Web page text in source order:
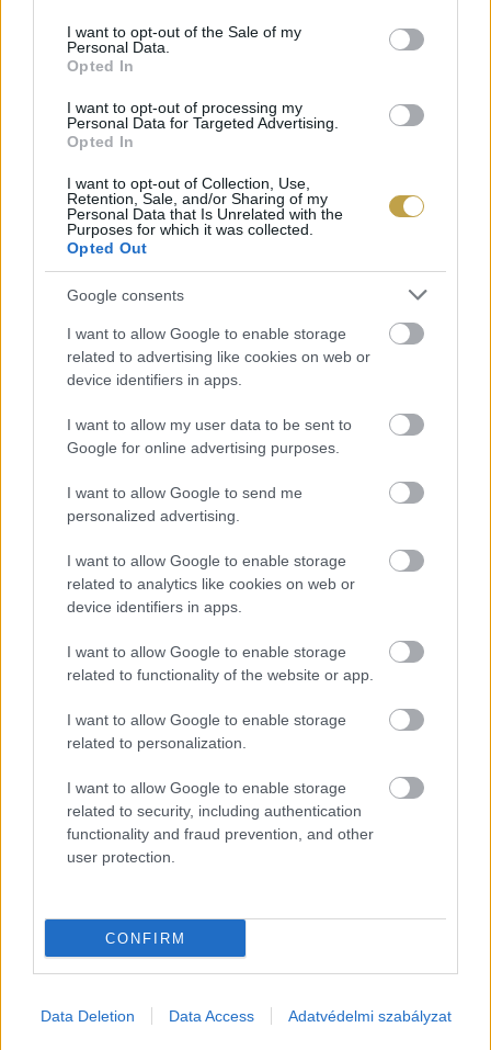
consent section.
I want to opt-out of the Sale of my
Personal Data.
Opted In
I want to opt-out of processing my
Personal Data for Targeted Advertising.
Opted In
I want to opt-out of Collection, Use,
Retention, Sale, and/or Sharing of my
Personal Data that Is Unrelated with the
Purposes for which it was collected.
Opted Out
Google consents
I want to allow Google to enable storage
related to advertising like cookies on web or
device identifiers in apps.
I want to allow my user data to be sent to
Google for online advertising purposes.
I want to allow Google to send me
personalized advertising.
I want to allow Google to enable storage
related to analytics like cookies on web or
device identifiers in apps.
I want to allow Google to enable storage
related to functionality of the website or app.
I want to allow Google to enable storage
related to personalization.
I want to allow Google to enable storage
related to security, including authentication
functionality and fraud prevention, and other
user protection.
CONFIRM
Data Deletion Data Access Adatvédelmi szabályzat
Az Osetra sokoldalúságáról és
hozzáférhetőségéről ismert. Sokféleképpen írják
(Ossetra, Oscetra, Osietra), de minden esetben
ugyanarról van szó. Az Osetra diós, krémes ízű,
nem olyan sós vagy „tengeri”, mint a többi.
Kaviár alternatívák
A lazac, a laposhal, a fehérhal, a pisztráng és
még sok más édes- és sósvízi hal ikráját is
kaviárnak nevezik. Ezek valójában
kaviáralternatívák − viszont igen ízletesek. Az
eredeti feketéhez képest ezeket nevezik vörös,
rózsaszín és sárga kaviároknak.
MILYEN ÍZE VAN A KAVIÁRNAK?
A kaviárnak egyszerre sós és tenger gyümölcsei
íze van. A rajongók tudják, hogy az egyes fajták
finom különbségeket kínálnak: vannak
gyümölcsösek, sósak, de vajas és diós ízűek is.
Fogyasztása a textúra miatt is nagy élmény. Az
a jó, ha „pattog” a fogak között harapáskor –
tehát a tojások szilárdak és feszesek.
A ritka kaviárfajták különösen, de minden kaviár